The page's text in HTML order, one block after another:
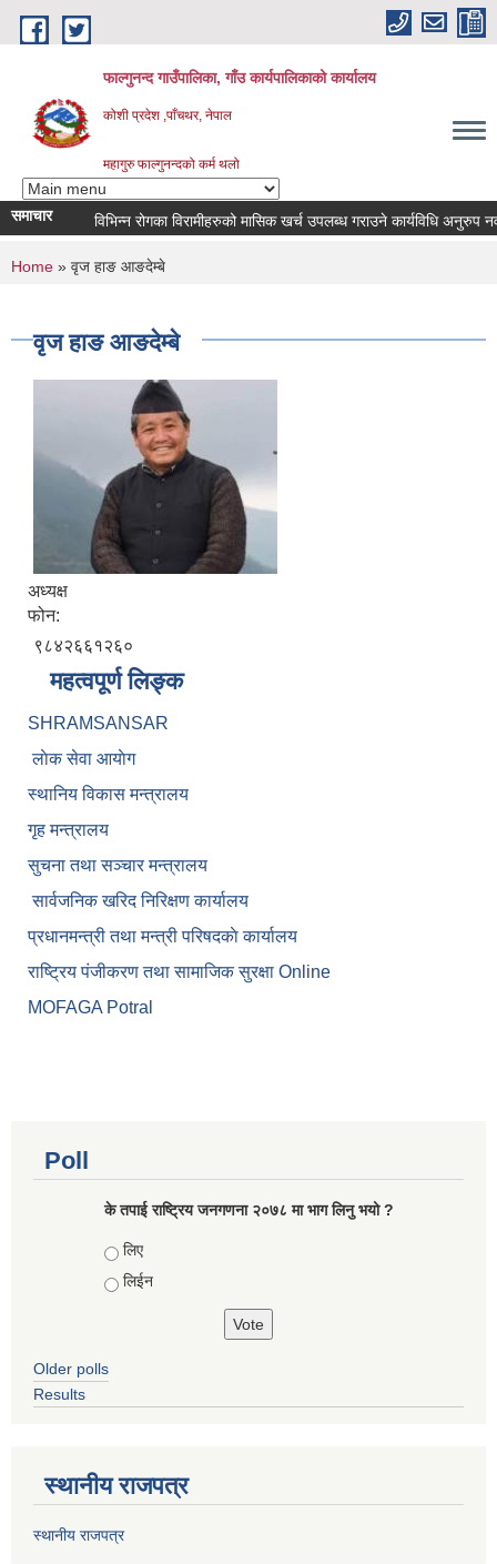
Skip to main content
फाल्गुनन्द गाउँपालिका, गाँउ कार्यपालिकाको कार्यालय
कोशी प्रदेश ,पाँचथर, नेपाल
महागुरु फाल्गुनन्दको कर्म थलो
समाचार विभिन्न रोगका विरामीहरुको मासिक खर्च उपलब्ध गराउने कार्यविधि अनुरुप
You are here
Home » वृज हाङ आङदेम्बे
वृज हाङ आङदेम्बे
अध्यक्ष
फोन:
९८४२६६१२६०
महत्वपूर्ण लिङ्क
SHRAMSANSAR
लाेक सेवा आयाेग
स्थानिय विकास मन्त्रालय
गृह मन्त्रालय
सुचना तथा सञ्चार मन्त्रालय
सार्वजनिक खरिद निरिक्षण कार्यालय
प्रधानमन्त्री तथा मन्त्री परिषदकाे कार्यालय
राष्ट्रिय पंजीकरण तथा सामाजिक सुरक्षा Online
MOFAGA Potral
Poll
के तपाई राष्ट्रिय जनगणना २०७८ मा भाग लिनु भयो ?
Choices
लिए
लिईन
Older polls
Results
स्थानीय राजपत्र
स्थानीय राजपत्र